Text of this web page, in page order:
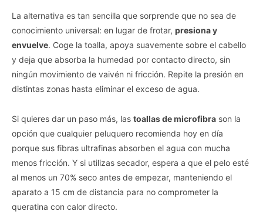
La alternativa es tan sencilla que sorprende que no sea de
conocimiento universal: en lugar de frotar, presiona y
envuelve. Coge la toalla, apoya suavemente sobre el cabello
y deja que absorba la humedad por contacto directo, sin
ningún movimiento de vaivén ni fricción. Repite la presión en
distintas zonas hasta eliminar el exceso de agua.
Si quieres dar un paso más, las toallas de microfibra son la
opción que cualquier peluquero recomienda hoy en día
porque sus fibras ultrafinas absorben el agua con mucha
menos fricción. Y si utilizas secador, espera a que el pelo esté
al menos un 70% seco antes de empezar, manteniendo el
aparato a 15 cm de distancia para no comprometer la
queratina con calor directo.